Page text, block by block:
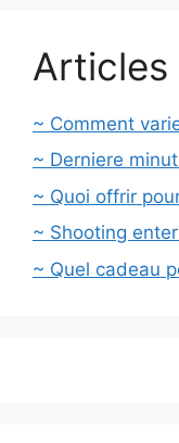
Articles
~ Comment
~ Derniere
~ Quoi offrir
~ Shooting
~ Quel cadeau